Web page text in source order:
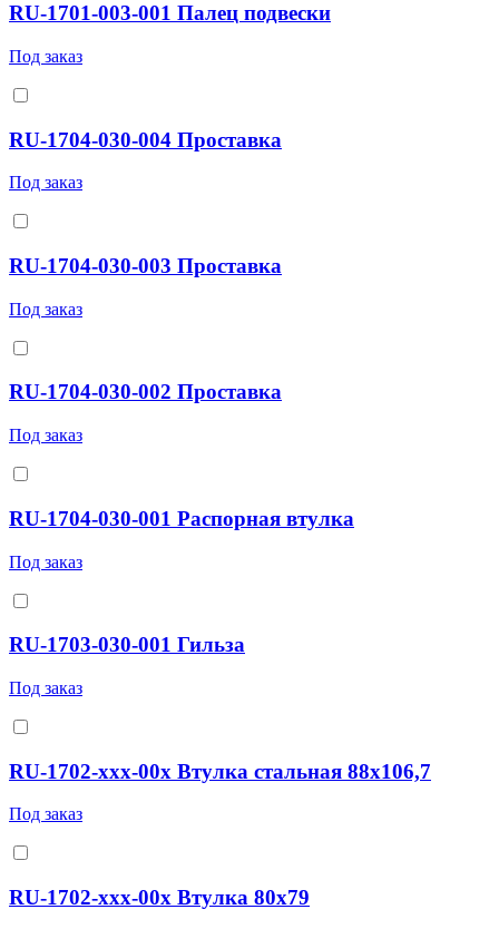
RU-1701-003-001 Палец подвески
Под заказ
RU-1704-030-004 Проставка
Под заказ
RU-1704-030-003 Проставка
Под заказ
RU-1704-030-002 Проставка
Под заказ
RU-1704-030-001 Распорная втулка
Под заказ
RU-1703-030-001 Гильза
Под заказ
RU-1702-ххх-00х Втулка стальная 88x106,7
Под заказ
RU-1702-ххх-00х Втулка 80x79